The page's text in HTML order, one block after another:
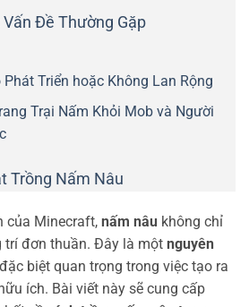
Vấn Đề Thường Gặp
Phát Triển hoặc Không Lan Rộng
Trại Nấm Khỏi Mob và Người
Trồng Nấm Nâu
của Minecraft, nấm nâu không chỉ
trí đơn thuần. Đây là một nguyên
biệt quan trọng trong việc tạo ra
ích. Bài viết này sẽ cung cấp